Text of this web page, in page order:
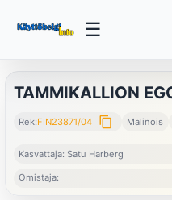
☰
TAMMIKALLION
Rek:FIN23871/04 content_copy Malinois
Kasvattaja: Satu Harberg
Omistaja: